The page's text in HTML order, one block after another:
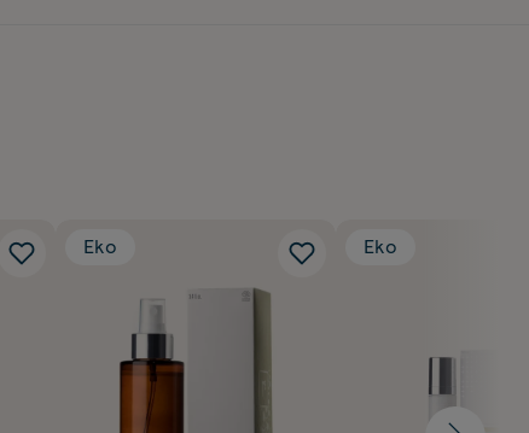
Eko Eko